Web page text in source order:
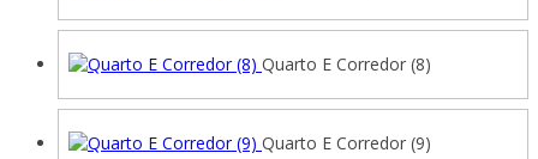
Quarto E Corredor (8)
Quarto E Corredor (9)